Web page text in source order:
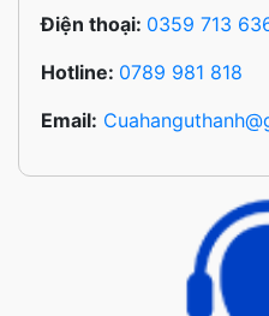
Điện thoại: 0359 713
Hotline: 0789 981 818
Email: